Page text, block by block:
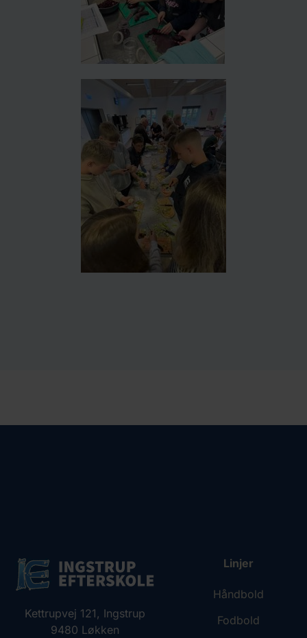
Kettrupvej 121, Ingstrup
9480 Løkken
Linjer
Håndbold
Fodbold